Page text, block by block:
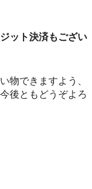
ット決済もござい
物できますよう、
後ともどうぞよろ